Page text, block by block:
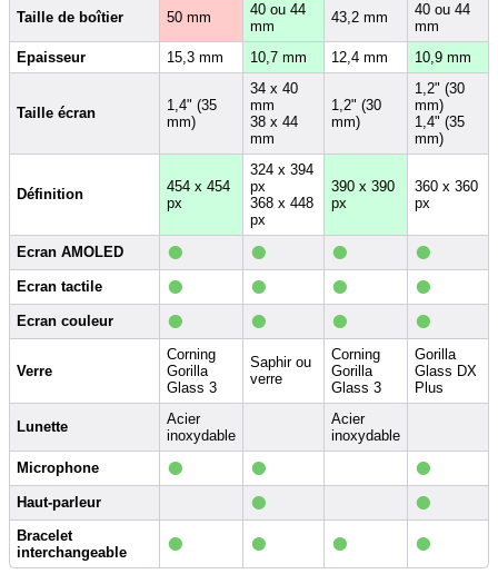
Taille de boîtier 50 mm
40 ou 44
mm
43,2 mm
40 ou 44
mm
Epaisseur
15,3 mm 10,7 mm 12,4 mm 10,9 mm
Taille écran
1,4" (35
mm)
34 x 40
mm
38 x 44
mm
1,2" (30
mm)
1,2" (30
mm)
1,4" (35
mm)
Définition
454 x 454
px
324 x 394
px
368 x 448
px
390 x 390
px
360 x 360
px
Ecran AMOLED • • • •
Ecran tactile • • • •
Ecran couleur • • • •
Verre
Corning
Gorilla
Glass 3
Saphir ou
verre
Corning
Gorilla
Glass 3
Gorilla
Glass DX
Plus
Lunette
Acier
inoxydable
Acier
inoxydable
Microphone
• • •
Haut-parleur • •
Bracelet
interchangeable
• • • •